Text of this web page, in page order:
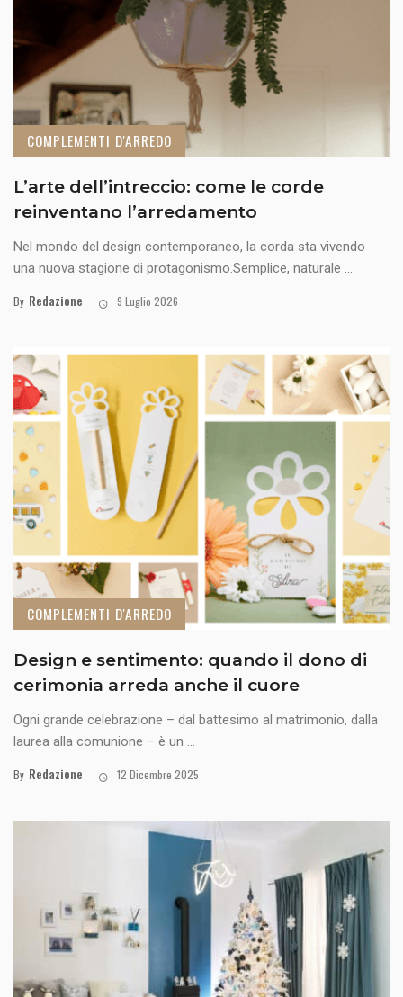
COMPLEMENTI D'ARREDO
L’arte dell’intreccio: come le corde
reinventano l’arredamento
Nel mondo del design contemporaneo, la corda sta vivendo
una nuova stagione di protagonismo.Semplice, naturale ...
By Redazione 9 Luglio 2026
COMPLEMENTI D'ARREDO
Design e sentimento: quando il dono di
cerimonia arreda anche il cuore
Ogni grande celebrazione – dal battesimo al matrimonio, dalla
laurea alla comunione – è un ...
By Redazione 12 Dicembre 2025